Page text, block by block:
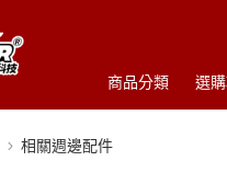
商品分類 選
相關週邊配件